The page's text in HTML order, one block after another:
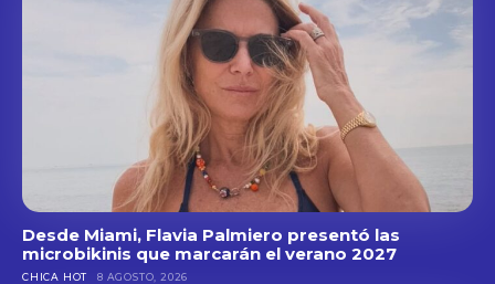
Desde Miami, Flavia Palmiero presentó las
microbikinis que marcarán el verano 2027
CHICA HOT 8 AGOSTO, 2026